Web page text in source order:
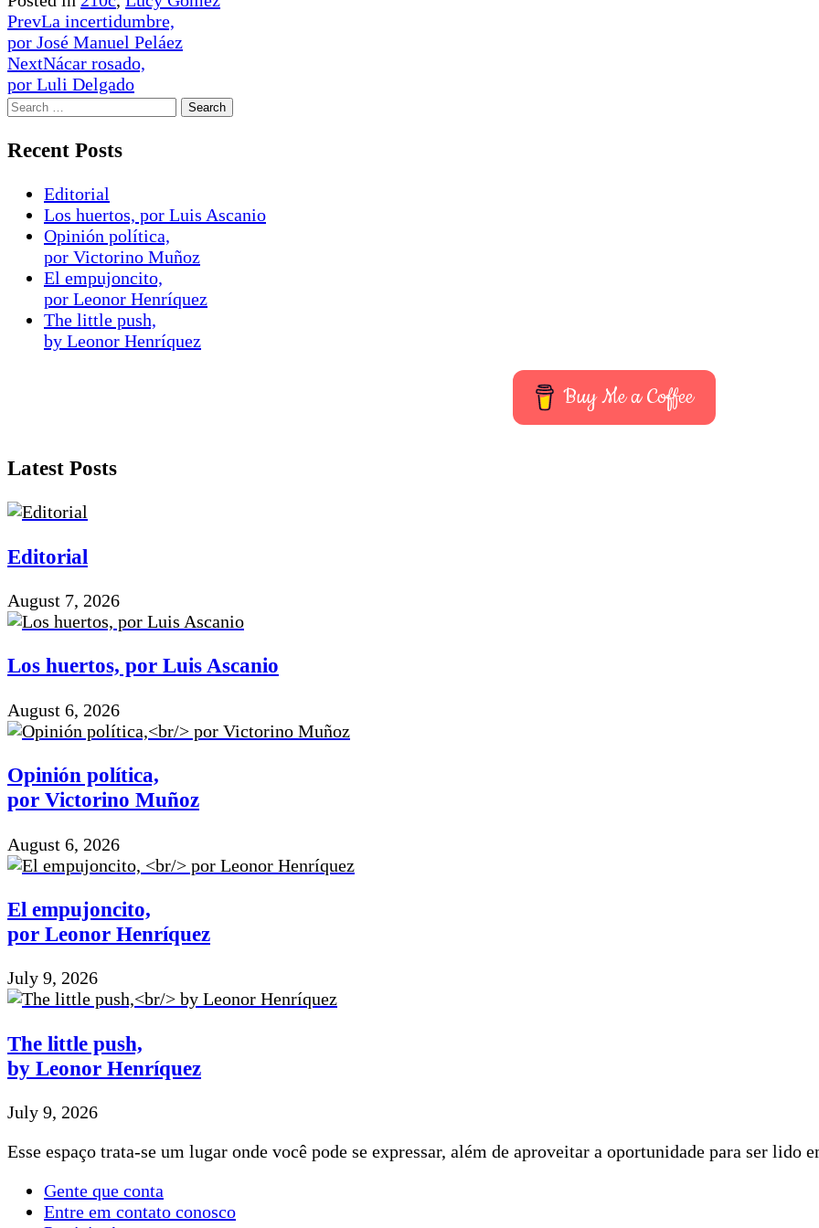
PrevLa incertidumbre,
por José Manuel Peláez
NextNácar rosado,
por Luli Delgado
Recent Posts
Editorial
Los huertos, por Luis Ascanio
Opinión política,
por Victorino Muñoz
El empujoncito,
por Leonor Henríquez
The little push,
by Leonor Henríquez
Buy Me a Coffee
Latest Posts
Editorial
August 7, 2026
Los huertos, por Luis Ascanio
August 6, 2026
Opinión política,
por Victorino Muñoz
August 6, 2026
El empujoncito,
por Leonor Henríquez
July 9, 2026
The little push,
by Leonor Henríquez
July 9, 2026
Esse espaço trata-se um lugar onde você pode se expressar, além de aproveitar a oportunidade para ser lido
Gente que conta
Entre em contato conosco